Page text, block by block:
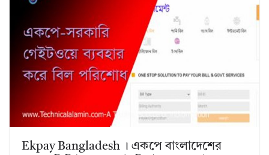
Ekpay Bangladesh । একপে বাংলাদেশের